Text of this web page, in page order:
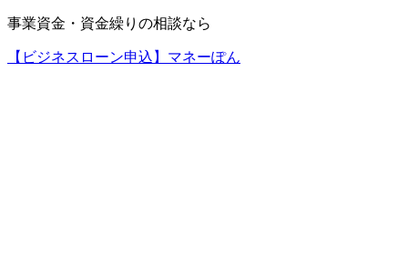
事業資金・資金繰りの相談なら
【ビジネスローン申込】マネーぽん